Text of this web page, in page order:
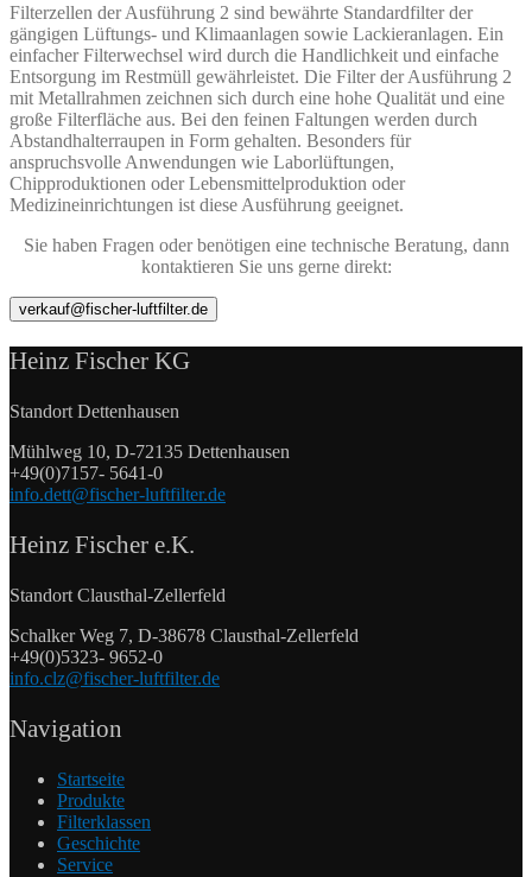
Filterzellen der Ausführung 2 sind bewährte Standardfilter der
gängigen Lüftungs- und Klimaanlagen sowie Lackieranlagen. Ein
einfacher Filterwechsel wird durch die Handlichkeit und einfache
Entsorgung im Restmüll gewährleistet. Die Filter der Ausführung 2
mit Metallrahmen zeichnen sich durch eine hohe Qualität und eine
große Filterfläche aus. Bei den feinen Faltungen werden durch
Abstandhalterraupen in Form gehalten. Besonders für
anspruchsvolle Anwendungen wie Laborlüftungen,
Chipproduktionen oder Lebensmittelproduktion oder
Medizineinrichtungen ist diese Ausführung geeignet.
Sie haben Fragen oder benötigen eine technische Beratung, dann
kontaktieren Sie uns gerne direkt:
verkauf@fischer-luftfilter.de
Heinz Fischer KG
Standort Dettenhausen
Mühlweg 10, D-72135 Dettenhausen
+49(0)7157- 5641-0
info.dett@fischer-luftfilter.de
Heinz Fischer e.K.
Standort Clausthal-Zellerfeld
Schalker Weg 7, D-38678 Clausthal-Zellerfeld
+49(0)5323- 9652-0
info.clz@fischer-luftfilter.de
Navigation
Startseite
Produkte
Filterklassen
Geschichte
Service